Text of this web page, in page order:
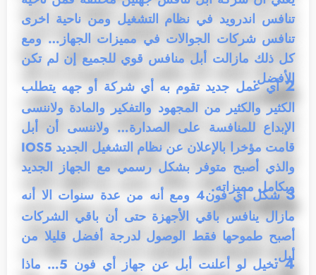
تنافس اندرويد في نظام التشغيل ومن ناحية اخرى
تنافس شركات الجوالات في مميزات الجهاز… ومع
كل ذلك مازالت أبل منافس قوي للجميع إن لم تكن
الأفضل.
2أي عمل جديد تقوم به أي شركة أو جهه يتطلب
الكثير والكثير من المجهود والتفكير والمادة ولاننسى
الإبداع للمنافسة على الصدارة… ولاننسى أن أبل
قامت مؤخرا بالإعلان عن نظام التشغيل الجديد IOS5
والذي أصبح متوفر بشكل رسمي مع الجهاز الجديد
وبكامل مميزاته.
3
شكل اي فون4 ومع أنه من عدة سنوات الا أنه
مازال ينافس باقي الأجهزة حتى أن باقي الشركات
أصبح طموحها فقط الوصول لدرجة أفضل قليلا من
أبل.
4
تخيل لو أعلنت أبل عن جهاز أي فون 5… ماذا